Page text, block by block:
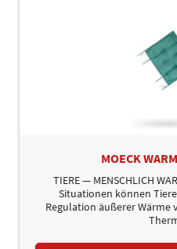
MOECK
TIERE — MENSCHLICH
Situationen können
Regulation äußerer Wärme